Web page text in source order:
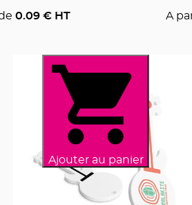
0.09 € HT A
Ajouter au panier